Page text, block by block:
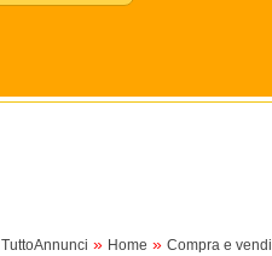
TuttoAnnunci » Home » Compra e vendi